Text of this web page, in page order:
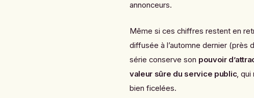
annonceurs.
Même si ces chiffres restent en
diffusée à l’automne dernier (près
série conserve son pouvoir
valeur sûre du service public, qui
bien ficelées.